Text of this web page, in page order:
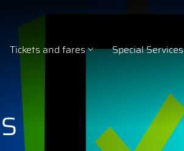
Tickets and fares Special Services